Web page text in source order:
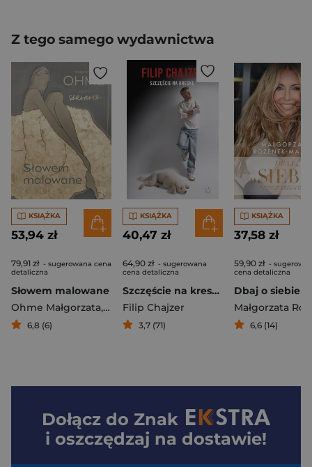
Z tego samego wydawnictwa
KSIĄŻKA
53,94 zł
79,91 zł - sugerowana cena
detaliczna
Słowem malowane
Ohme Małgorzata, Joanna Sarapata
6,8 (6)
KSIĄŻKA
40,47 zł
64,90 zł - sugerowana
cena detaliczna
Szczęście na kreskę
Filip Chajzer
3,7 (71)
KSIĄŻKA
37,58 zł
59,90 zł -
cena detaliczna
6,6 (14)
Dołącz do Znak
i oszczędzaj na dostawie!